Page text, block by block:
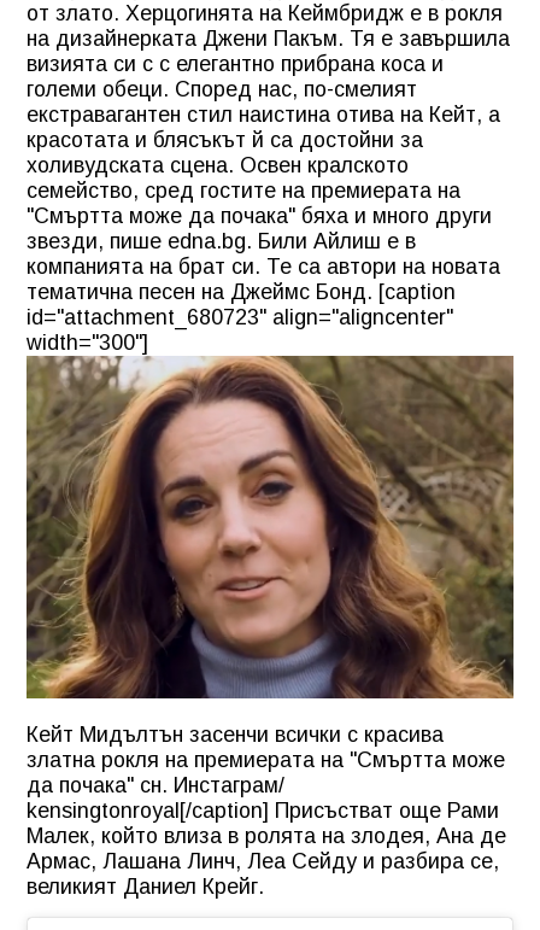
от злато. Херцогинята на Кеймбридж е в рокля
на дизайнерката Джени Пакъм. Тя е завършила
визията си с с елегантно прибрана коса и
големи обеци. Според нас, по-смелият
екстравагантен стил наистина отива на Кейт, а
красотата и блясъкът й са достойни за
холивудската сцена. Освен кралското
семейство, сред гостите на премиерата на
"Смъртта може да почака" бяха и много други
звезди, пише edna.bg. Били Айлиш е в
компанията на брат си. Те са автори на новата
тематична песен на Джеймс Бонд. [caption
id="attachment_680723" align="aligncenter"
width="300"]
Кейт Мидълтън засенчи всички с красива
златна рокля на премиерата на "Смъртта може
да почака" сн. Инстаграм/
kensingtonroyal[/caption] Присъстват още Рами
Малек, който влиза в ролята на злодея, Ана де
Армас, Лашана Линч, Леа Сейду и разбира се,
великият Даниел Крейг.